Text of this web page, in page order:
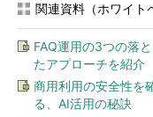
関連資料（ホワイト
FAQ運用の3つの落
たアプローチを紹介
商用利用の安全性を
る、AI活用の秘訣